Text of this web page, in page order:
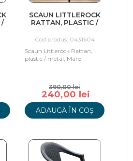
/
SCAUN LITTLEROCK
RATTAN, PLASTIC /
Cod produs: 0431604
Scaun Littlerock Rattan,
plastic / metal, Maro
390,00 lei
240,00 lei
ADAUGĂ ÎN COȘ